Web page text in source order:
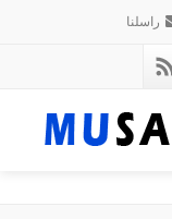
راسلنا